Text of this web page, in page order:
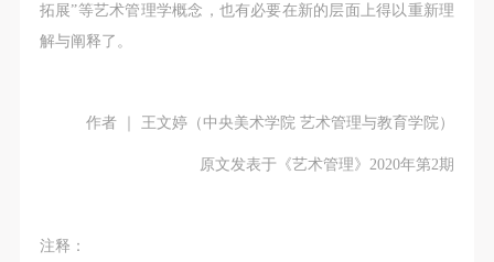
拓展”等艺术管理学概念，也有必要在新的层面上得以重新理
解与阐释了。
作者 ｜ 王文婷（中央美术学院 艺术管理与教育学院）
原文发表于《艺术管理》2020年第2期
注释：